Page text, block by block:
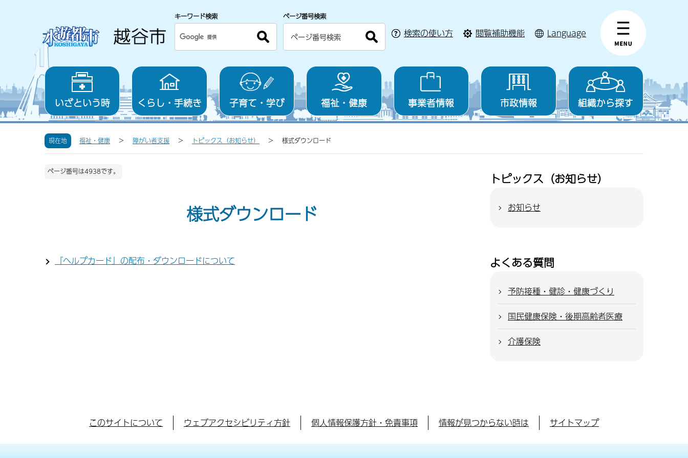
キーワード検索 ページ番号検索
検索の使い方 閲覧補助機能 Language
いざという時 くらし・手続き 子育て・学び 福祉・健康 事業者情報 市政情報 組織から探す
現在地 福祉・健康 障がい者支援 トピックス（お知らせ） 様式ダウンロード
ページ番号は4938です。
様式ダウンロード
『ヘルプカード』の配布・ダウンロードについて
トピックス（お知らせ）
お知らせ
よくある質問
予防接種・健診・健康づくり
国民健康保険・後期高齢者医療
介護保険
このサイトについて ウェブアクセシビリティ方針 個人情報保護方針・免責事項 情報が見つからない時は サイトマップ